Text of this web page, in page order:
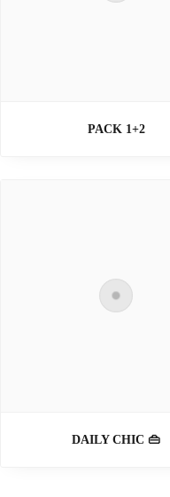
PACK 1+2
DAILY CHIC 👜